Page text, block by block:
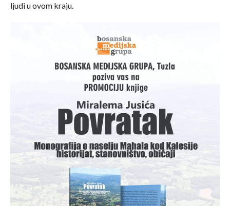
ljudi u ovom kraju.